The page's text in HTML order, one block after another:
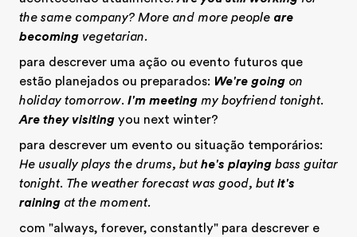
the same company? More and more people are
becoming vegetarian.
para descrever uma ação ou evento futuros que
estão planejados ou preparados: We're going on
holiday tomorrow. I'm meeting my boyfriend tonight.
Are they visiting you next winter?
para descrever um evento ou situação temporários:
He usually plays the drums, buthe's playing bass guitar
tonight. The weather forecast was good, butit's
raining at the moment.
com "always, forever, constantly" para descrever e